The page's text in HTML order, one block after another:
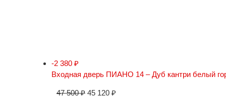
-2 380 ₽
Входная дверь ПИАНО 14 – Дуб кантри белый
47 500₽ 45 120 ₽